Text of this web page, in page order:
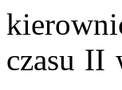
czasu II